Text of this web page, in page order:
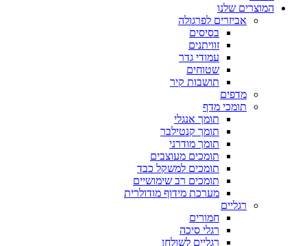
המוצרים שלנו
אביזרים לפרגולה
בסיסים
זוויתנים
עמודי גדר
שטוחים
תושבות קיר
מדפים
תומכי מדף
תומך אנגלי
תומך קנטילבר
תומך מודרני
תומכים מעוצבים
תומכים למשקל כבד
תומכים רב שימושיים
מערכת מידוף מודולרית
רגליים
חמורים
רגלי סיכה
רגליים לשולחן